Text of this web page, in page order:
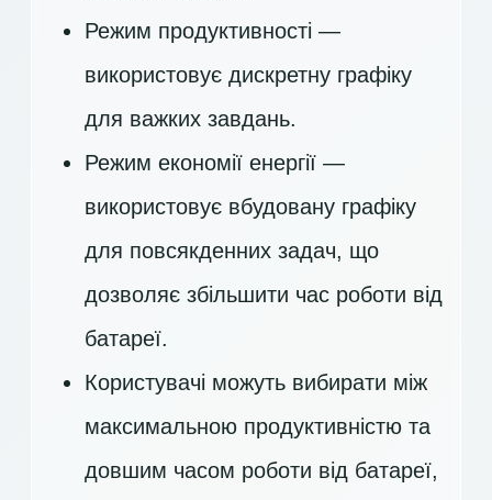
Режим продуктивності —
використовує дискретну графіку
для важких завдань.
Режим економії енергії —
використовує вбудовану графіку
для повсякденних задач, що
дозволяє збільшити час роботи від
батареї.
Користувачі можуть вибирати між
максимальною продуктивністю та
довшим часом роботи від батареї,